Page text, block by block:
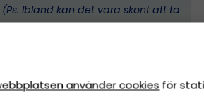
(Ps. Ibland kan det vara skönt att ta
hos Nordea kan alla företag
använder cookies för